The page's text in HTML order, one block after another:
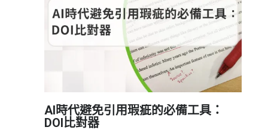
AI時代避免引用瑕疵的必備工具：
DOI比對器